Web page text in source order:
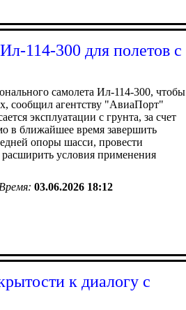
114-300 для полетов с
самолета Ил-114-300, чтобы
сообщил агентству "АвиаПорт"
эксплуатации с грунта, за счет
в ближайшее время завершить
опоры шасси, провести
условия применения
Время: 03.06.2026 18:12
к диалогу с